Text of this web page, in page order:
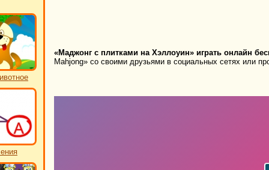
«Маджонг с плитками на Хэллоуин» играть онлайн
Mahjong» со своими друзьями в социальных сетях или